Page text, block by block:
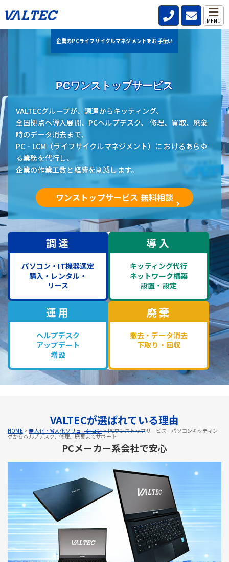
MENU
HOME>無人化・省人化ソリューション>PCワンストップサービス – パソコンキッティン
グからヘルプデスク、修理、廃棄までサポート
企業のPCライフサイクルマネジメントをお手伝い
PCワンストップサービス
VALTECグループが、調達からキッティング、
全国拠点へ導入展開、PCヘルプデスク、 修理、買取、廃棄
時のデータ消去まで、
PC‐LCM（ライフサイクルマネジメント）に おけるあらゆ
る業務を代行し、
企業の作業工数と経費を削減します。
ワンストップサービス 無料相談
調達
パソコン・IT機器選定
購入・レンタル・
リース
導入
キッティング代行
ネットワーク構築
設置・設定
運用
ヘルプデスク
アップデート
増設
廃棄
撤去・データ消去
下取り・回収
VALTECが選ばれている理由
PCメーカー系会社で安心